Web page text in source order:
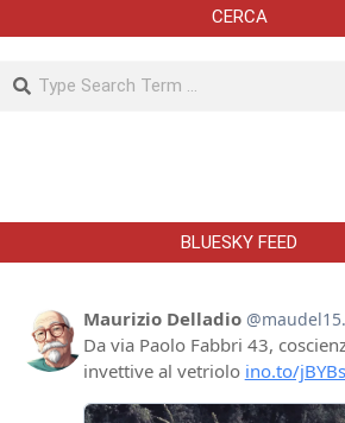
CERCA
Search
BLUESKY FEED